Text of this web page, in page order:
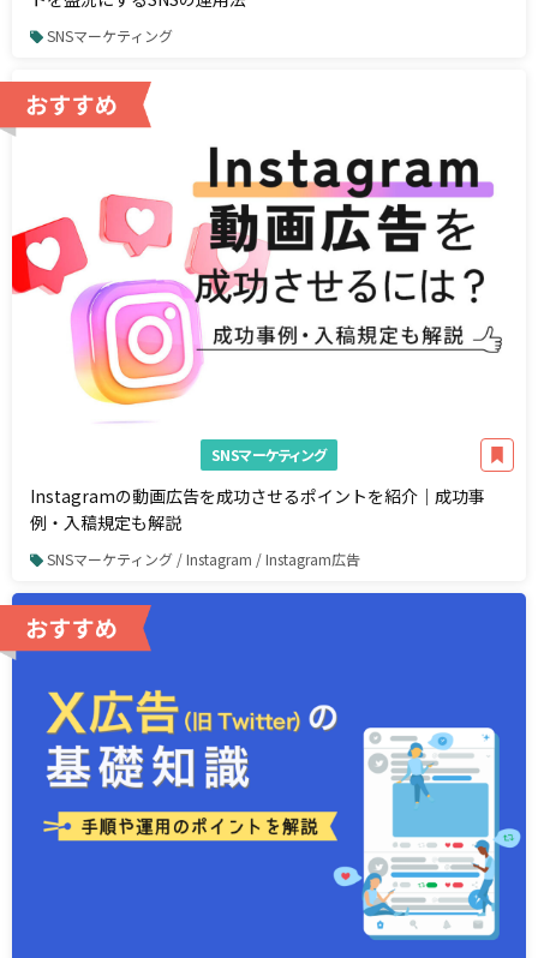
SNSマーケティング
SNSマーケティング
Instagramの動画広告を成功させるポイントを紹介｜成功事
例・入稿規定も解説
SNSマーケティング / Instagram / Instagram広告